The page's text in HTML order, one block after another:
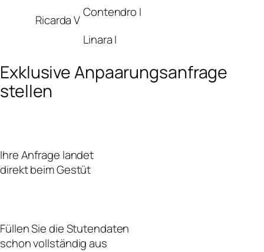
Ricarda V
Contendro I
Linara I
Exklusive Anpaarungsanfrage
stellen
Ihre Anfrage landet
direkt beim Gestüt
Füllen Sie die Stutendaten
schon vollständig aus